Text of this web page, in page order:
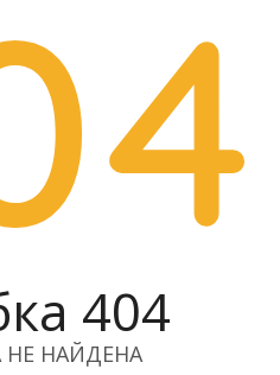
404
НЕ НАЙДЕНА